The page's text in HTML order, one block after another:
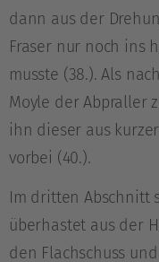
dann aus der
Fraser nur noch ins
musste (38.). Als
Moyle der Abpraller
ihn dieser aus
vorbei (40.).
Im dritten Abschnitt
überhastet aus der
den Flachschuss